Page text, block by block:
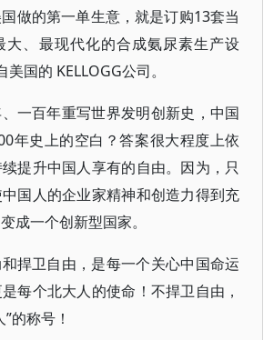
做的第一单生意，就是订购13套当
大、最现代化的合成氨尿素生产设
国的 KELLOGG公司。
一百年重写世界发明创新史，中国
年史上的空白？答案很大程度上依
提升中国人享有的自由。因为，只
国人的企业家精神和创造力得到充
成一个创新型国家。
捍卫自由，是每一个关心中国命运
每个北大人的使命！不捍卫自由，
的称号！